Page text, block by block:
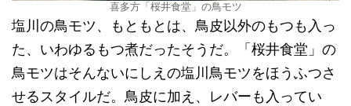
喜多方「桜井食堂」の鳥モツ
塩川の鳥モツ、もともとは、鳥皮以外のもつも入っ
た、いわゆるもつ煮だったそうだ。「桜井食堂」の
鳥モツはそんないにしえの塩川鳥モツをほうふつさ
せるスタイルだ。鳥皮に加え、レバーも入ってい